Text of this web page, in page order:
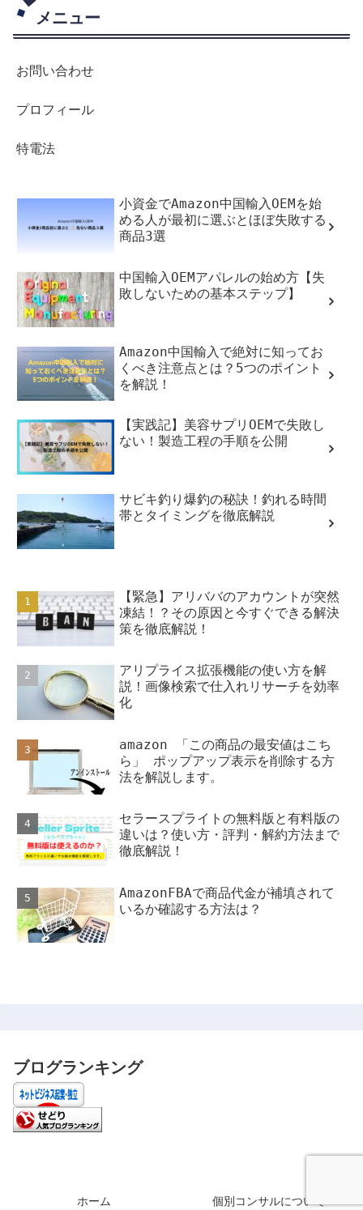
メニュー
お問い合わせ
プロフィール
特電法
小資金でAmazon中国輸入OEMを始
める人が最初に選ぶとほぼ失敗する
商品3選
中国輸入OEMアパレルの始め方【失
敗しないための基本ステップ】
Amazon中国輸入で絶対に知ってお
くべき注意点とは？5つのポイント
を解説！
【実践記】美容サプリOEMで失敗し
ない！製造工程の手順を公開
サビキ釣り爆釣の秘訣！釣れる時間
帯とタイミングを徹底解説
【緊急】アリババのアカウントが突然
凍結！？その原因と今すぐできる解決
策を徹底解説！
アリプライス拡張機能の使い方を解
説！画像検索で仕入れリサーチを効率
化
amazon 「この商品の最安値はこち
ら」 ポップアップ表示を削除する方
法を解説します。
セラースプライトの無料版と有料版の
違いは？使い方・評判・解約方法まで
徹底解説！
AmazonFBAで商品代金が補填されて
いるか確認する方法は？
ブログランキング
ホーム 個別コンサルについて